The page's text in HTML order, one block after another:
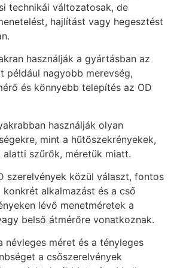
technikái változatosak, de
hajlítást vagy hegesztést
használják a gyártásban az
például nagyobb merevség,
és könnyebb telepítés az OD
használják olyan
mint a hűtőszekrényekek,
szűrők, méretük miatt.
szerelvények közül választ, fontos
alkalmazást és a cső
lévő menetméretek a
belső átmérőre vonatkoznak.
névleges méret és a tényleges
a csőszerelvények